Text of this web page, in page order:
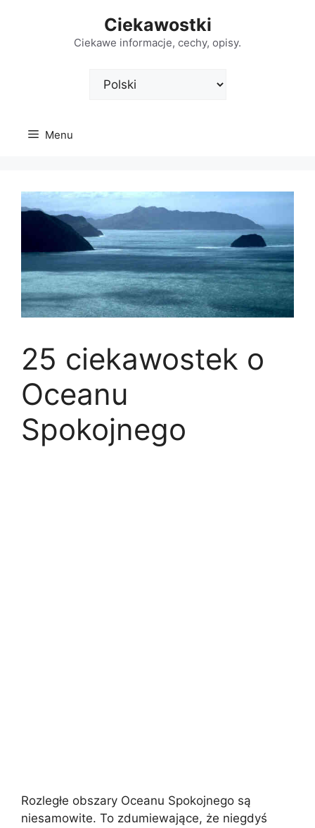
Ciekawostki
Ciekawe informacje, cechy, opisy.
Wybierz
język
Menu
25 ciekawostek o
Oceanu
Spokojnego
Rozległe obszary Oceanu Spokojnego są
niesamowite. To zdumiewające, że niegdyś